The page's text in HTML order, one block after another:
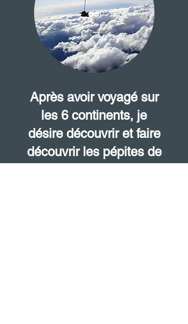
Après avoir voyagé sur
les 6 continents, je
désire découvrir et faire
découvrir les pépites de